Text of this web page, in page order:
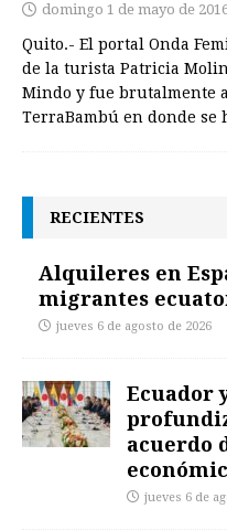
domingo 1 de mayo de
Quito.- El portal Onda
de la turista Patricia
Mindo y fue brutalmente
TerraBambú en donde se
RECIENTES
Alquileres en
migrantes
jueves 6 de agosto de 2026
Ecuador
acuerdo
jueves 6 de